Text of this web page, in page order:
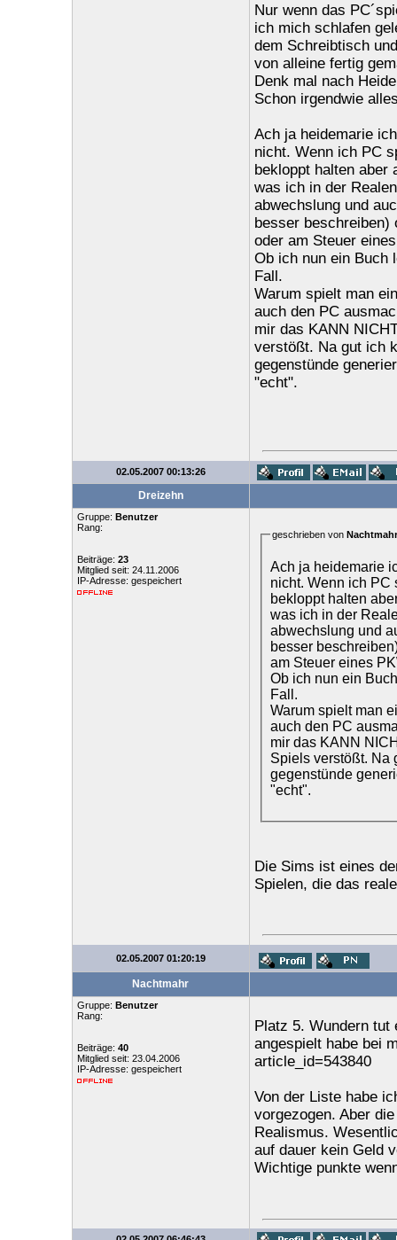
Nur wenn das
ich mich schlafen
dem Schreibtisch
von alleine fertig
Denk mal nach
Schon irgendwie
Ach ja heidemarie
nicht. Wenn ich PC
bekloppt halten aber
was ich in der
abwechslung und
besser beschreiben)
oder am Steuer
Ob ich nun ein Buch
Fall.
Warum spielt man
auch den PC
mir das KANN
verstößt. Na gut ich
gegenstünde
"echt".
02.05.2007 00:13:26
Dreizehn
Gruppe: Benutzer
Rang:
Beiträge: 23
Mitglied seit: 24.11.2006
IP-Adresse: gespeichert
geschrieben von Nachtmahr
Ach ja heidemarie ich
nicht. Wenn ich PC
bekloppt halten
was ich in der
abwechslung und
besser
am Steuer eines
Ob ich nun ein
Fall.
Warum spielt man
auch den PC
mir das KANN
Spiels verstößt. Na
gegenstünde
"echt".
Die Sims ist eines
Spielen, die das
02.05.2007 01:20:19
Nachtmahr
Gruppe: Benutzer
Rang:
Beiträge: 40
Mitglied seit: 23.04.2006
IP-Adresse: gespeichert
Platz 5. Wundern
angespielt habe bei
article_id=543840
Von der Liste habe
vorgezogen. Aber
Realismus.
auf dauer kein Geld
Wichtige punkte